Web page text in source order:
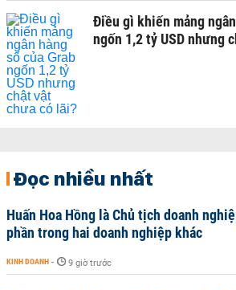
Điều gì khiến mảng
ngốn 1,2 tỷ USD nhưng
Đọc nhiều nhất
Huấn Hoa Hồng là Chủ tịch doanh
phần trong hai doanh nghiệp khác
KINH DOANH - 9 giờ trước